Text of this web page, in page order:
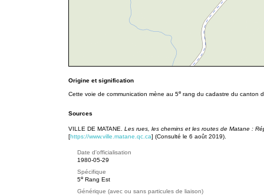
Origine et signification
Cette voie de communication mène au 5e rang du cadastre du canton
Sources
VILLE DE MATANE. Les rues, les chemins et les routes de Matane :
[https://www.ville.matane.qc.ca] (Consulté le 6 août 2019).
Date d'officialisation
1980-05-29
Spécifique
5e Rang Est
Générique (avec ou sans particules de liaison)